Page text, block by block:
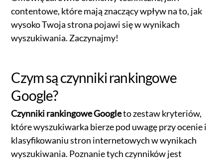
contentowe, które mają znaczący wpływ na to, jak
wysoko Twoja strona pojawi się w wynikach
wyszukiwania. Zaczynajmy!
Czym są czynniki rankingowe
Google?
Czynniki rankingowe Googleto zestaw kryteriów,
które wyszukiwarka bierze pod uwagę przy ocenie i
klasyfikowaniu stron internetowych w wynikach
wyszukiwania. Poznanie tych czynników jest